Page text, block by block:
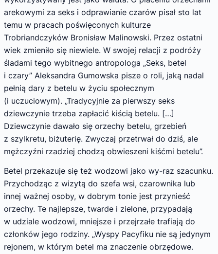
arekowymi za seks i odprawianie czarów pisał sto lat
temu w pracach poświęconych kulturze
Trobriandczyków Bronisław Malinowski. Przez ostatni
wiek zmieniło się niewiele. W swojej relacji z podróży
śladami tego wybitnego antropologa „Seks, betel
i czary” Aleksandra Gumowska pisze o roli, jaką nadal
pełnią dary z betelu w życiu społecznym
(i uczuciowym). „Tradycyjnie za pierwszy seks
dziewczynie trzeba zapłacić kiścią betelu. […]
Dziewczynie dawało się orzechy betelu, grzebień
z szylkretu, biżuterię. Zwyczaj przetrwał do dziś, ale
mężczyźni rzadziej chodzą obwieszeni kiśćmi betelu”.
Betel przekazuje się też wodzowi jako wy-raz szacunku.
Przychodząc z wizytą do szefa wsi, czarownika lub
innej ważnej osoby, w dobrym tonie jest przynieść
orzechy. Te najlepsze, twarde i zielone, przypadają
w udziale wodzowi, mniejsze i przejrzałe trafiają do
członków jego rodziny. „Wyspy Pacyfiku nie są jedynym
rejonem, w którym betel ma znaczenie obrzędowe.